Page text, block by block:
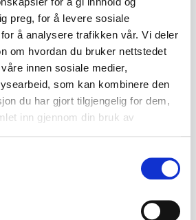
preg, for å levere sosiale
å analysere trafikken vår. Vi deler
om hvordan du bruker nettstedet
innen sosiale medier,
som kan kombinere den
du har gjort tilgjengelig for dem,
inn gjennom din bruk av
Auction
#246
the Märtha pattern, presented